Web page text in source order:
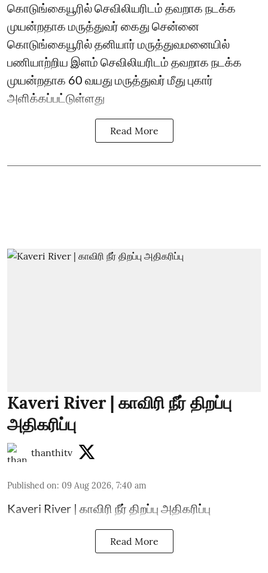
கொடுங்கையூரில் செவிலியரிடம் தவறாக நடக்க
முயன்றதாக மருத்துவர் கைது சென்னை
கொடுங்கையூரில் தனியார் மருத்துவமனையில்
பணியாற்றிய இளம் செவிலியரிடம் தவறாக நடக்க
முயன்றதாக 60 வயது மருத்துவர் மீது புகார்
அளிக்கப்பட்டுள்ளது
Read More
Kaveri River | காவிரி நீர் திறப்பு
அதிகரிப்பு
thanthitv
Published on: 09 Aug 2026, 7:40 am
Kaveri River | காவிரி நீர் திறப்பு அதிகரிப்பு
Read More